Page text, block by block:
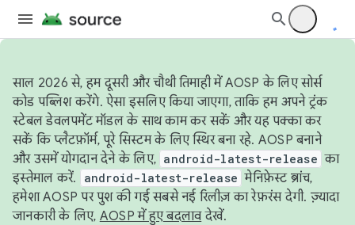
साल 2026 से, हम दूसरी और चौथी तिमाही में AOSP के लिए सोर्स
कोड पब्लिश करेंगे. ऐसा इसलिए किया जाएगा, ताकि हम अपने ट्रंक
स्टेबल डेवलपमेंट मॉडल के साथ काम कर सकें और यह पक्का कर
सकें कि प्लैटफ़ॉर्म, पूरे सिस्टम के लिए स्थिर बना रहे. AOSP बनाने
और उसमें योगदान देने के लिए, android-latest-release का
इस्तेमाल करें.
android-latest-release मेनिफ़ेस्ट ब्रांच,
हमेशा AOSP पर पुश की गई सबसे नई रिलीज़ का रेफ़रंस देगी. ज़्यादा
जानकारी के लिए, AOSP में हुए बदलावदेखें.